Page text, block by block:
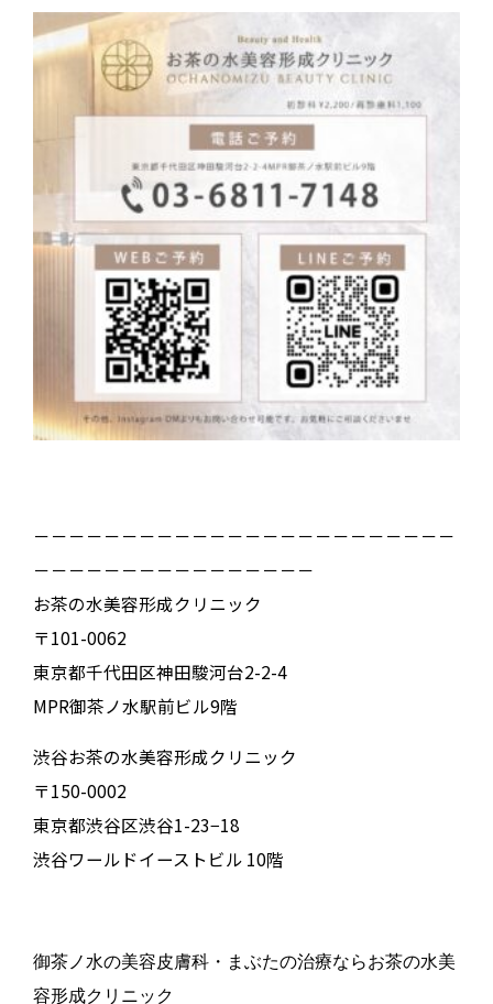
－－－－－－－－－－－－－－－－－－－－－－－－
－－－－－－－－－－－－－－－－
お茶の水美容形成クリニック
〒101-0062
東京都千代田区神田駿河台2-2-4
MPR御茶ノ水駅前ビル9階
渋谷お茶の水美容形成クリニック
〒150-0002
東京都渋谷区渋谷1-23−18
渋谷ワールドイーストビル 10階
御茶ノ水の美容皮膚科・まぶたの治療ならお茶の水美
容形成クリニック